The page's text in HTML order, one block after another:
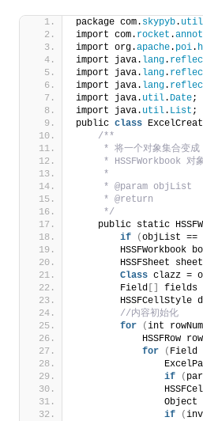
package com. skypyb. util
import com. rocket .
import org.apache. poi.
import java. lang.
import java. lang.
import java. lang.
import java. util. Date;
import java. util. List ;
public class
/**
* 将一个对象集合变
* HSSFWorkbook 对象
     *
     * @param objList
     * @return
     */
public static
if
(objList ==
HSSFWorkbook
HSSFSheet
Class clazz =
        Field
fields
HSSFCellStyle
//内容初始化
for
(int
HSSFRow
for
(
if
(
Object
if
(